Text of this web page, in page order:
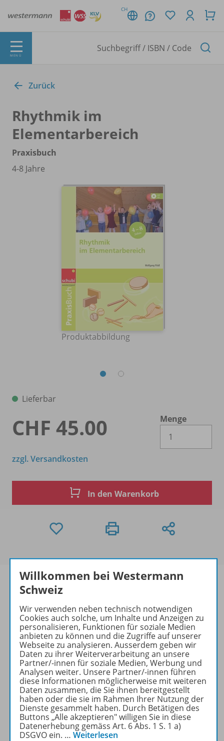
CH
MENÜ
Zurück
Rhythmik im
Elementarbereich
Praxisbuch
4-8 Jahre
Produktabbildung
Lieferbar
CHF 45.00
Menge
zzgl. Versandkosten
In den Warenkorb
Produktinformationen
Beschreibung
Zugehörige Produkte
Audio
Willkommen bei Westermann
Schweiz
Wir verwenden neben technisch notwendigen
Cookies auch solche, um Inhalte und Anzeigen zu
personalisieren, Funktionen für soziale Medien
anbieten zu können und die Zugriffe auf unserer
Webseite zu analysieren. Ausserdem geben wir
Daten zu ihrer Weiterverarbeitung an unsere
Partner/-innen für soziale Medien, Werbung und
Analysen weiter. Unsere Partner/-innen führen
diese Informationen möglicherweise mit weiteren
Daten zusammen, die Sie ihnen bereitgestellt
haben oder die sie im Rahmen Ihrer Nutzung der
Dienste gesammelt haben. Durch Betätigen des
Buttons „Alle akzeptieren" willigen Sie in diese
Datenerhebung gemäss Art. 6 Abs. 1 S. 1 a)
DSGVO ein. … Weiterlesen